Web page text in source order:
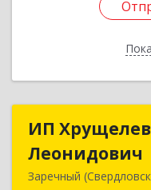
ИП
Леонидович
Заречный